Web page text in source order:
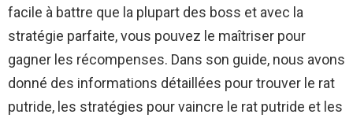
facile à battre que la plupart des boss et avec la
stratégie parfaite, vous pouvez le maîtriser pour
gagner les récompenses. Dans son guide, nous avons
donné des informations détaillées pour trouver le rat
putride, les stratégies pour vaincre le rat putride et les